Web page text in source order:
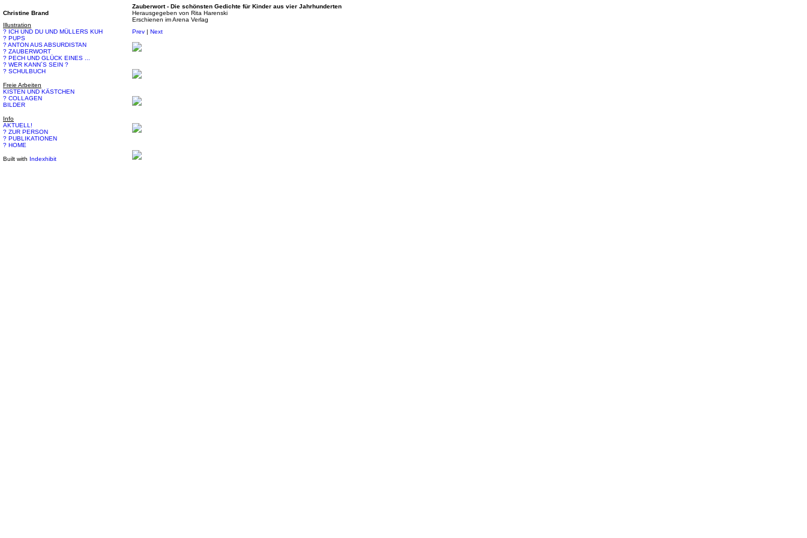
Christine Brand
Illustration
? ICH UND DU UND MÜLLERS KUH
? PUPS
? ANTON AUS ABSURDISTAN
? ZAUBERWORT
? PECH UND GLÜCK EINES ...
? WER KANN´S SEIN ?
? SCHULBUCH
Freie Arbeiten
KISTEN UND KÄSTCHEN
? COLLAGEN
BILDER
Info
AKTUELL!
? ZUR PERSON
? PUBLIKATIONEN
? HOME
Built with Indexhibit
Zauberwort - Die schönsten Gedichte für Kinder aus vier Jahrhunderten
Herausgegeben von Rita Harenski
Erschienen im Arena Verlag
Prev | Next